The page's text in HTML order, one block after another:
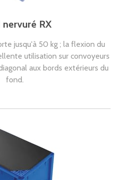
nervuré RX
jusqu'à 50 kg ; la flexion du
utilisation sur convoyeurs
aux bords extérieurs du
fond.